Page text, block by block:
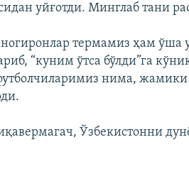
уйғотди. Минглаб тани
термамиз ҳам ўша
“куним ўтса бўлди”га
нима,
Ўзбекистонни